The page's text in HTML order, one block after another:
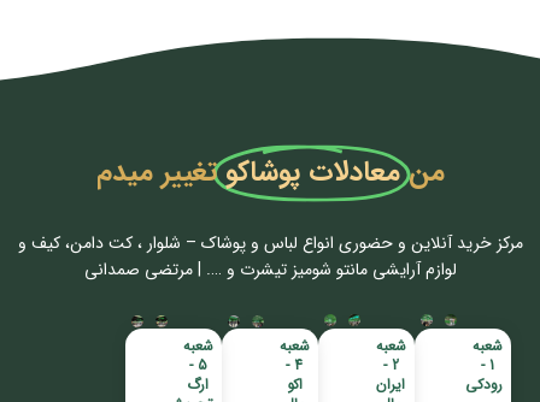
منمعادلات پوشاکوتغییر میدم
مرکز خرید آنلاین و حضوری انواع لباس‌ و پوشاک – شلوار ، کت دامن، کیف و
لوازم آرایشی مانتو شومیز تیشرت و …. | مرتضی صمدانی
شعبه
1 -
رودکی
شعبه
2 -
ایران
شعبه
4 -
اکو
شعبه
5 -
ارگ